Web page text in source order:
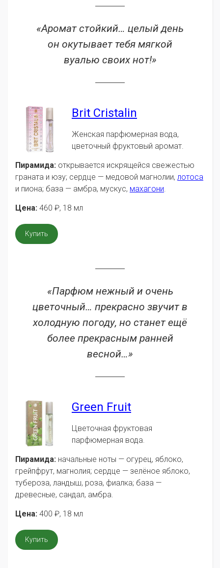
«Аромат стойкий… целый день
он окутывает тебя мягкой
вуалью своих нот!»
Brit Cristalin
Женская парфюмерная вода,
цветочный фруктовый аромат.
Пирамида: открывается искрящейся свежестью
граната и юзу; сердце — медовой магнолии, лотоса
и пиона; база — амбра, мускус, махагони.
Цена: 460 ₽, 18 мл
Купить
«Парфюм нежный и очень
цветочный… прекрасно звучит в
холодную погоду, но станет ещё
более прекрасным ранней
весной…»
Green Fruit
Цветочная фруктовая
парфюмерная вода.
Пирамида: начальные ноты — огурец, яблоко,
грейпфрут, магнолия; сердце — зелёное яблоко,
тубероза, ландыш, роза, фиалка; база —
древесные, сандал, амбра.
Цена: 400 ₽, 18 мл
Купить